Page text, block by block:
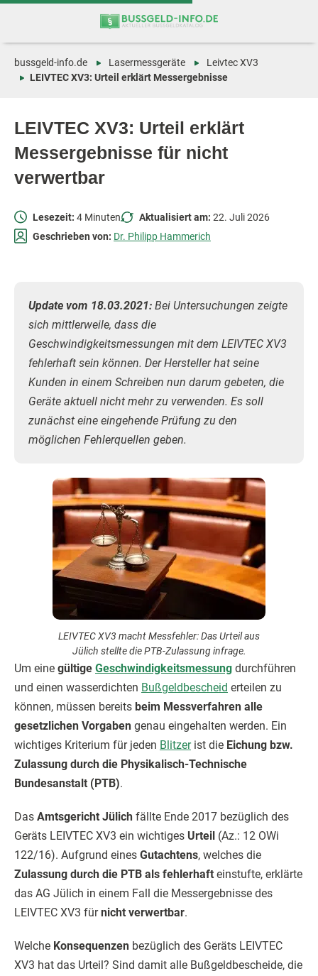
Zum
Zur
LEIVTEC XV3: Urteil erklärt
Messergebnisse für nicht
verwertbar
bussgeld-info.de Lasermessgeräte
Leivtec XV3
LEIVTEC XV3: Urteil erklärt Messergebnisse
Lesezeit: 4 Minuten Aktualisiert am: 22. Juli 2026
Geschrieben von: Dr. Philipp Hammerich
Update vom 18.03.2021: Bei Untersuchungen zeigte
sich mittlerweile, dass die
Geschwindigkeitsmessungen mit dem LEIVTEC XV3
fehlerhaft sein können. Der Hersteller hat seine
Kunden in einem Schreiben nun darum gebeten, die
Geräte aktuell nicht mehr zu verwenden. Es soll
zunächst eine eingehende Prüfung zu den
möglichen Fehlerquellen geben.
LEIVTEC XV3 macht Messfehler: Das Urteil aus
Jülich stellte die PTB-Zulassung infrage.
Um eine gültige Geschwindigkeitsmessung durchführen
und einen wasserdichten Bußgeldbescheid erteilen zu
können, müssen bereits beim Messverfahren alle
gesetzlichen Vorgaben genau eingehalten werden. Ein
wichtiges Kriterium für jeden Blitzerist die Eichung bzw.
Zulassung durch die Physikalisch-Technische
Bundesanstalt (PTB).
Das Amtsgericht Jülich fällte Ende 2017 bezüglich des
Geräts LEIVTEC XV3 ein wichtiges Urteil (Az.: 12 OWi
122/16). Aufgrund eines Gutachtens, welches die
Zulassung durch die PTB als fehlerhaft einstufte, erklärte
das AG Jülich in einem Fall die Messergebnisse des
LEIVTEC XV3 fürnicht verwertbar.
Welche Konsequenzen bezüglich des Geräts LEIVTEC
XV3 hat das Urteil? Sind damit alle Bußgeldbescheide, die